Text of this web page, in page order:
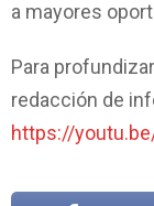
a mayores
Para
redacción de
https://